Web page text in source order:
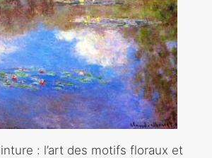
: l’art des motifs floraux et